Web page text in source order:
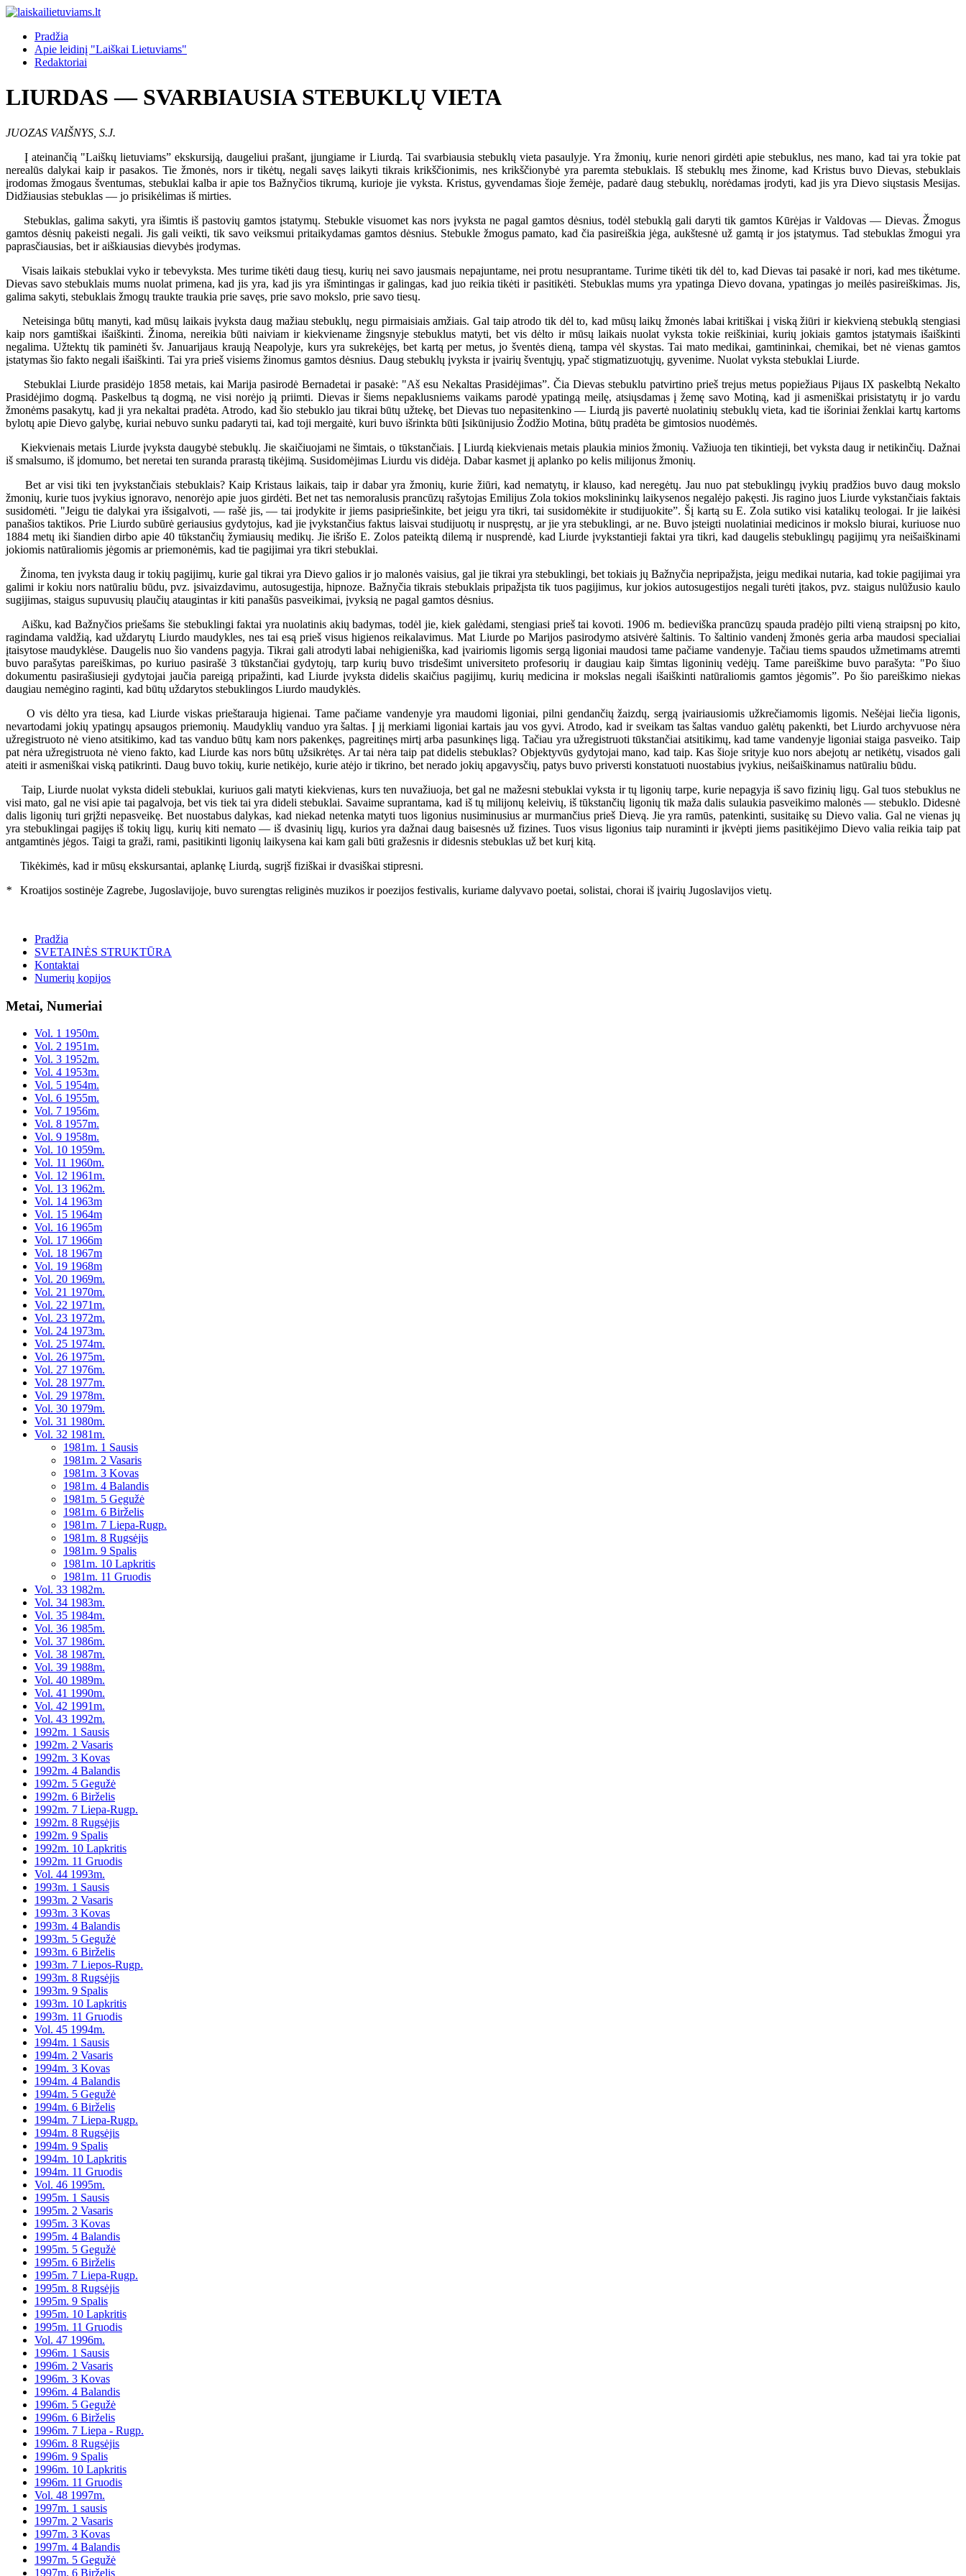
Pradžia
Apie leidinį "Laiškai Lietuviams"
Redaktoriai
LIURDAS — SVARBIAUSIA STEBUKLŲ VIETA
JUOZAS VAIŠNYS, S.J.
Į ateinančią "Laiškų lietuviams” ekskursiją, daugeliui prašant, įjungiame ir Liurdą. Tai svarbiausia stebuklų vieta pasaulyje. Yra žmonių, kurie nenori girdėti apie stebuklus, nes mano, kad tai yra tokie pat
nerealūs dalykai kaip ir pasakos. Tie žmonės, nors ir tikėtų, negali savęs laikyti tikrais krikščionimis, nes krikščionybė yra paremta stebuklais. Iš stebuklų mes žinome, kad Kristus buvo Dievas, stebuklais
įrodomas žmogaus šventumas, stebuklai kalba ir apie tos Bažnyčios tikrumą, kurioje jie vyksta. Kristus, gyvendamas šioje žemėje, padarė daug stebuklų, norėdamas įrodyti, kad jis yra Dievo siųstasis Mesijas.
Didžiausias stebuklas — jo prisikėlimas iš mirties.
Stebuklas, galima sakyti, yra išimtis iš pastovių gamtos įstatymų. Stebukle visuomet kas nors įvyksta ne pagal gamtos dėsnius, todėl stebuklą gali daryti tik gamtos Kūrėjas ir Valdovas — Dievas. Žmogus
gamtos dėsnių pakeisti negali. Jis gali veikti, tik savo veiksmui pritaikydamas gamtos dėsnius. Stebukle žmogus pamato, kad čia pasireiškia jėga, aukštesnė už gamtą ir jos įstatymus. Tad stebuklas žmogui yra
paprasčiausias, bet ir aiškiausias dievybės įrodymas.
Visais laikais stebuklai vyko ir tebevyksta. Mes turime tikėti daug tiesų, kurių nei savo jausmais nepajuntame, nei protu nesuprantame. Turime tikėti tik dėl to, kad Dievas tai pasakė ir nori, kad mes tikėtume.
Dievas savo stebuklais mums nuolat primena, kad jis yra, kad jis yra išmintingas ir galingas, kad juo reikia tikėti ir pasitikėti. Stebuklas mums yra ypatinga Dievo dovana, ypatingas jo meilės pasireiškimas. Jis,
galima sakyti, stebuklais žmogų traukte traukia prie savęs, prie savo mokslo, prie savo tiesų.
Neteisinga būtų manyti, kad mūsų laikais įvyksta daug mažiau stebuklų, negu pirmaisiais amžiais. Gal taip atrodo tik dėl to, kad mūsų laikų žmonės labai kritiškai į viską žiūri ir kiekvieną stebuklą stengiasi
kaip nors gamtiškai išaiškinti. Žinoma, nereikia būti naiviam ir kiekviename žingsnyje stebuklus matyti, bet vis dėlto ir mūsų laikais nuolat vyksta tokie reiškiniai, kurių jokiais gamtos įstatymais išaiškinti
negalima. Užtektų tik paminėti šv. Januarijaus kraują Neapolyje, kurs yra sukrekėjęs, bet kartą per metus, jo šventės dieną, tampa vėl skystas. Tai mato medikai, gamtininkai, chemikai, bet nė vienas gamtos
įstatymas šio fakto negali išaiškinti. Tai yra prieš visiems žinomus gamtos dėsnius. Daug stebuklų įvyksta ir įvairių šventųjų, ypač stigmatizuotųjų, gyvenime. Nuolat vyksta stebuklai Liurde.
Stebuklai Liurde prasidėjo 1858 metais, kai Marija pasirodė Bernadetai ir pasakė: "Aš esu Nekaltas Prasidėjimas”. Čia Dievas stebuklu patvirtino prieš trejus metus popiežiaus Pijaus IX paskelbtą Nekalto
Prasidėjimo dogmą. Paskelbus tą dogmą, ne visi norėjo ją priimti. Dievas ir šiems nepaklusniems vaikams parodė ypatingą meilę, atsiųsdamas į žemę savo Motiną, kad ji asmeniškai prisistatytų ir jo vardu
žmonėms pasakytų, kad ji yra nekaltai pradėta. Atrodo, kad šio stebuklo jau tikrai būtų užtekę, bet Dievas tuo nepasitenkino — Liurdą jis pavertė nuolatinių stebuklų vieta, kad tie išoriniai ženklai kartų kartoms
bylotų apie Dievo galybę, kuriai nebuvo sunku padaryti tai, kad toji mergaitė, kuri buvo išrinkta būti Įsikūnijusio Žodžio Motina, būtų pradėta be gimtosios nuodėmės.
Kiekvienais metais Liurde įvyksta daugybė stebuklų. Jie skaičiuojami ne šimtais, o tūkstančiais. Į Liurdą kiekvienais metais plaukia minios žmonių. Važiuoja ten tikintieji, bet vyksta daug ir netikinčių. Dažnai
iš smalsumo, iš įdomumo, bet neretai ten suranda prarastą tikėjimą. Susidomėjimas Liurdu vis didėja. Dabar kasmet jį aplanko po kelis milijonus žmonių.
Bet ar visi tiki ten įvykstančiais stebuklais? Kaip Kristaus laikais, taip ir dabar yra žmonių, kurie žiūri, kad nematytų, ir klauso, kad neregėtų. Jau nuo pat stebuklingų įvykių pradžios buvo daug mokslo
žmonių, kurie tuos įvykius ignoravo, nenorėjo apie juos girdėti. Bet net tas nemoralusis prancūzų rašytojas Emilijus Zola tokios mokslininkų laikysenos negalėjo pakęsti. Jis ragino juos Liurde vykstančiais faktais
susidomėti. "Jeigu tie dalykai yra išsigalvoti, — rašė jis, — tai įrodykite ir jiems pasipriešinkite, bet jeigu yra tikri, tai susidomėkite ir studijuokite”. Šį kartą su E. Zola sutiko visi katalikų teologai. Ir jie laikėsi
panašios taktikos. Prie Liurdo subūrė geriausius gydytojus, kad jie įvykstančius faktus laisvai studijuotų ir nuspręstų, ar jie yra stebuklingi, ar ne. Buvo įsteigti nuolatiniai medicinos ir mokslo biurai, kuriuose nuo
1884 metų iki šiandien dirbo apie 40 tūkstančių žymiausių medikų. Jie išrišo E. Zolos pateiktą dilemą ir nusprendė, kad Liurde įvykstantieji faktai yra tikri, kad daugelis stebuklingų pagijimų yra neišaiškinami
jokiomis natūraliomis jėgomis ar priemonėmis, kad tie pagijimai yra tikri stebuklai.
Žinoma, ten įvyksta daug ir tokių pagijimų, kurie gal tikrai yra Dievo galios ir jo malonės vaisius, gal jie tikrai yra stebuklingi, bet tokiais jų Bažnyčia nepripažįsta, jeigu medikai nutaria, kad tokie pagijimai yra
galimi ir kokiu nors natūraliu būdu, pvz. įsivaizdavimu, autosugestija, hipnoze. Bažnyčia tikrais stebuklais pripažįsta tik tuos pagijimus, kur jokios autosugestijos negali turėti įtakos, pvz. staigus nulūžusio kaulo
sugijimas, staigus supuvusių plaučių ataugintas ir kiti panašūs pasveikimai, įvyksią ne pagal gamtos dėsnius.
Aišku, kad Bažnyčios priešams šie stebuklingi faktai yra nuolatinis akių badymas, todėl jie, kiek galėdami, stengiasi prieš tai kovoti. 1906 m. bedieviška prancūzų spauda pradėjo pilti vieną straipsnį po kito,
ragindama valdžią, kad uždarytų Liurdo maudykles, nes tai esą prieš visus higienos reikalavimus. Mat Liurde po Marijos pasirodymo atsivėrė šaltinis. To šaltinio vandenį žmonės geria arba maudosi specialiai
įtaisytose maudyklėse. Daugelis nuo šio vandens pagyja. Tikrai gali atrodyti labai nehigieniška, kad įvairiomis ligomis sergą ligoniai maudosi tame pačiame vandenyje. Tačiau tiems spaudos užmetimams atremti
buvo parašytas pareiškimas, po kuriuo pasirašė 3 tūkstančiai gydytojų, tarp kurių buvo trisdešimt universiteto profesorių ir daugiau kaip šimtas ligoninių vedėjų. Tame pareiškime buvo parašyta: "Po šiuo
dokumentu pasirašiusieji gydytojai jaučia pareigą pripažinti, kad Liurde įvyksta didelis skaičius pagijimų, kurių medicina ir mokslas negali išaiškinti natūraliomis gamtos jėgomis”. Po šio pareiškimo niekas
daugiau nemėgino raginti, kad būtų uždarytos stebuklingos Liurdo maudyklės.
O vis dėlto yra tiesa, kad Liurde viskas prieštarauja higienai. Tame pačiame vandenyje yra maudomi ligoniai, pilni gendančių žaizdų, sergą įvairiausiomis užkrečiamomis ligomis. Nešėjai liečia ligonis,
nevartodami jokių ypatingų apsaugos priemonių. Maudyklių vanduo yra šaltas. Į jį merkiami ligoniai kartais jau vos gyvi. Atrodo, kad ir sveikam tas šaltas vanduo galėtų pakenkti, bet Liurdo archyvuose nėra
užregistruoto nė vieno atsitikimo, kad tas vanduo būtų kam nors pakenkęs, pagreitinęs mirtį arba pasunkinęs ligą. Tačiau yra užregistruoti tūkstančiai atsitikimų, kad tame vandenyje ligoniai staiga pasveiko. Taip
pat nėra užregistruota nė vieno fakto, kad Liurde kas nors būtų užsikrėtęs. Ar tai nėra taip pat didelis stebuklas? Objektyvūs gydytojai mano, kad taip. Kas šioje srityje kuo nors abejotų ar netikėtų, visados gali
ateiti ir asmeniškai viską patikrinti. Daug buvo tokių, kurie netikėjo, kurie atėjo ir tikrino, bet nerado jokių apgavysčių, patys buvo priversti konstatuoti nuostabius įvykius, neišaiškinamus natūraliu būdu.
Taip, Liurde nuolat vyksta dideli stebuklai, kuriuos gali matyti kiekvienas, kurs ten nuvažiuoja, bet gal ne mažesni stebuklai vyksta ir tų ligonių tarpe, kurie nepagyja iš savo fizinių ligų. Gal tuos stebuklus ne
visi mato, gal ne visi apie tai pagalvoja, bet vis tiek tai yra dideli stebuklai. Savaime suprantama, kad iš tų milijonų keleivių, iš tūkstančių ligonių tik maža dalis sulaukia pasveikimo malonės — stebuklo. Didesnė
dalis ligonių turi grįžti nepasveikę. Bet nuostabus dalykas, kad niekad netenka matyti tuos ligonius nusiminusius ar murmančius prieš Dievą. Jie yra ramūs, patenkinti, susitaikę su Dievo valia. Gal ne vienas jų
yra stebuklingai pagijęs iš tokių ligų, kurių kiti nemato — iš dvasinių ligų, kurios yra dažnai daug baisesnės už fizines. Tuos visus ligonius taip nuraminti ir įkvėpti jiems pasitikėjimo Dievo valia reikia taip pat
antgamtinės jėgos. Taigi ta graži, rami, pasitikinti ligonių laikysena kai kam gali būti gražesnis ir didesnis stebuklas už bet kurį kitą.
Tikėkimės, kad ir mūsų ekskursantai, aplankę Liurdą, sugrįš fiziškai ir dvasiškai stipresni.
* Kroatijos sostinėje Zagrebe, Jugoslavijoje, buvo surengtas religinės muzikos ir poezijos festivalis, kuriame dalyvavo poetai, solistai, chorai iš įvairių Jugoslavijos vietų.
Pradžia
SVETAINĖS STRUKTŪRA
Kontaktai
Numerių kopijos
Metai, Numeriai
Vol. 1 1950m.
Vol. 2 1951m.
Vol. 3 1952m.
Vol. 4 1953m.
Vol. 5 1954m.
Vol. 6 1955m.
Vol. 7 1956m.
Vol. 8 1957m.
Vol. 9 1958m.
Vol. 10 1959m.
Vol. 11 1960m.
Vol. 12 1961m.
Vol. 13 1962m.
Vol. 14 1963m
Vol. 15 1964m
Vol. 16 1965m
Vol. 17 1966m
Vol. 18 1967m
Vol. 19 1968m
Vol. 20 1969m.
Vol. 21 1970m.
Vol. 22 1971m.
Vol. 23 1972m.
Vol. 24 1973m.
Vol. 25 1974m.
Vol. 26 1975m.
Vol. 27 1976m.
Vol. 28 1977m.
Vol. 29 1978m.
Vol. 30 1979m.
Vol. 31 1980m.
Vol. 32 1981m.
1981m. 1 Sausis
1981m. 2 Vasaris
1981m. 3 Kovas
1981m. 4 Balandis
1981m. 5 Gegužė
1981m. 6 Birželis
1981m. 7 Liepa-Rugp.
1981m. 8 Rugsėjis
1981m. 9 Spalis
1981m. 10 Lapkritis
1981m. 11 Gruodis
Vol. 33 1982m.
Vol. 34 1983m.
Vol. 35 1984m.
Vol. 36 1985m.
Vol. 37 1986m.
Vol. 38 1987m.
Vol. 39 1988m.
Vol. 40 1989m.
Vol. 41 1990m.
Vol. 42 1991m.
Vol. 43 1992m.
1992m. 1 Sausis
1992m. 2 Vasaris
1992m. 3 Kovas
1992m. 4 Balandis
1992m. 5 Gegužė
1992m. 6 Birželis
1992m. 7 Liepa-Rugp.
1992m. 8 Rugsėjis
1992m. 9 Spalis
1992m. 10 Lapkritis
1992m. 11 Gruodis
Vol. 44 1993m.
1993m. 1 Sausis
1993m. 2 Vasaris
1993m. 3 Kovas
1993m. 4 Balandis
1993m. 5 Gegužė
1993m. 6 Birželis
1993m. 7 Liepos-Rugp.
1993m. 8 Rugsėjis
1993m. 9 Spalis
1993m. 10 Lapkritis
1993m. 11 Gruodis
Vol. 45 1994m.
1994m. 1 Sausis
1994m. 2 Vasaris
1994m. 3 Kovas
1994m. 4 Balandis
1994m. 5 Gegužė
1994m. 6 Birželis
1994m. 7 Liepa-Rugp.
1994m. 8 Rugsėjis
1994m. 9 Spalis
1994m. 10 Lapkritis
1994m. 11 Gruodis
Vol. 46 1995m.
1995m. 1 Sausis
1995m. 2 Vasaris
1995m. 3 Kovas
1995m. 4 Balandis
1995m. 5 Gegužė
1995m. 6 Birželis
1995m. 7 Liepa-Rugp.
1995m. 8 Rugsėjis
1995m. 9 Spalis
1995m. 10 Lapkritis
1995m. 11 Gruodis
Vol. 47 1996m.
1996m. 1 Sausis
1996m. 2 Vasaris
1996m. 3 Kovas
1996m. 4 Balandis
1996m. 5 Gegužė
1996m. 6 Birželis
1996m. 7 Liepa - Rugp.
1996m. 8 Rugsėjis
1996m. 9 Spalis
1996m. 10 Lapkritis
1996m. 11 Gruodis
Vol. 48 1997m.
1997m. 1 sausis
1997m. 2 Vasaris
1997m. 3 Kovas
1997m. 4 Balandis
1997m. 5 Gegužė
1997m. 6 Birželis